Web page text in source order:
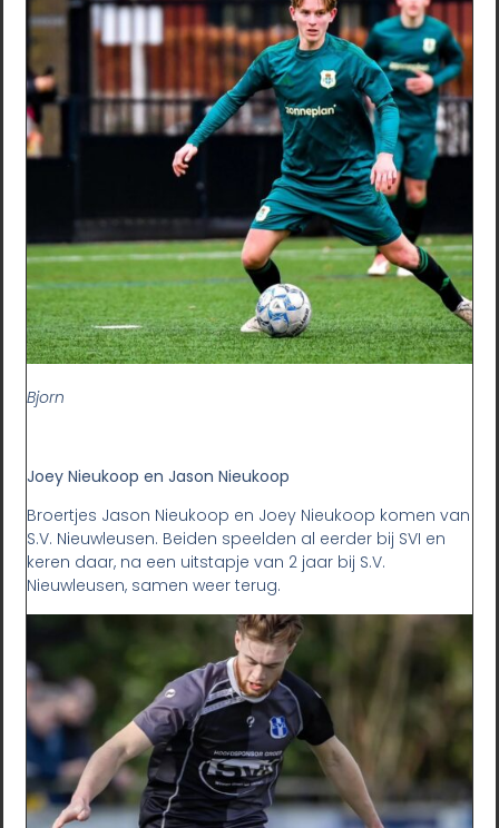
Bjorn
Joey Nieukoop en Jason Nieukoop
Broertjes Jason Nieukoop en Joey Nieukoop komen van
S.V. Nieuwleusen. Beiden speelden al eerder bij SVI en
keren daar, na een uitstapje van 2 jaar bij S.V.
Nieuwleusen, samen weer terug.